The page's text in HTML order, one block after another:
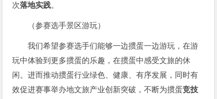
次落地实践。
（参赛选手景区游玩）
我们希望参赛选手们能够一边掼蛋一边游玩，在游
玩中体验到更多掼蛋的乐趣，在掼蛋中感受文旅的休
闲。进而推动掼蛋行业绿色、健康、有序发展，同时有
效促进赛事举办地文旅产业创新突破，不断为掼蛋竞技